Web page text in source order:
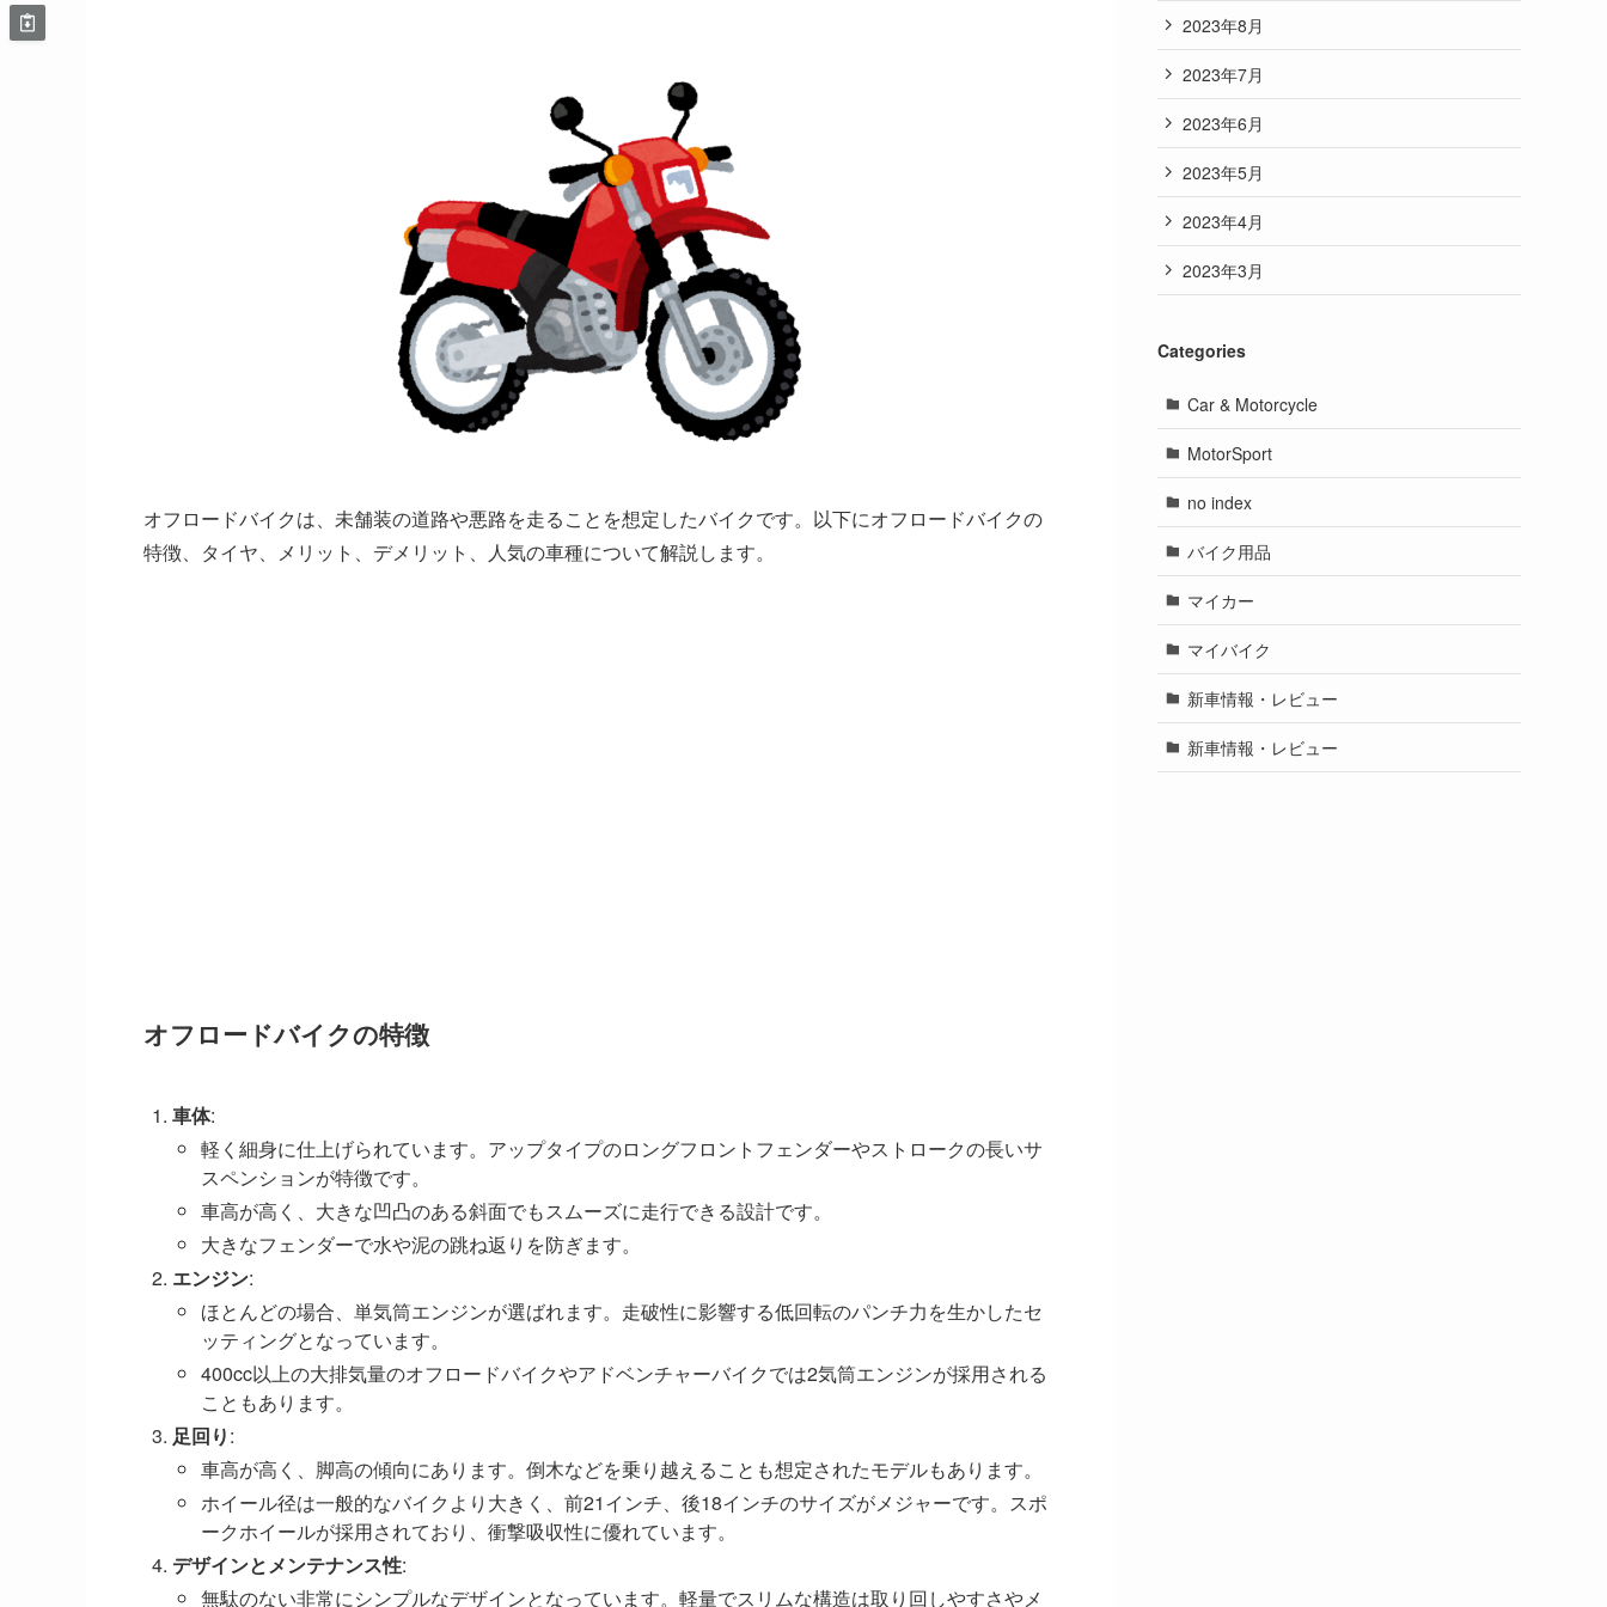
オフロードバイクは、未舗装の道路や悪路を走ることを想定したバイクです。以下にオフロードバイクの
特徴、タイヤ、メリット、デメリット、人気の車種について解説します。
オフロードバイクの特徴
車体:
軽く細身に仕上げられています。アップタイプのロングフロントフェンダーやストロークの長いサ
スペンションが特徴です。
車高が高く、大きな凹凸のある斜面でもスムーズに走行できる設計です。
大きなフェンダーで水や泥の跳ね返りを防ぎます。
エンジン:
ほとんどの場合、単気筒エンジンが選ばれます。走破性に影響する低回転のパンチ力を生かしたセ
ッティングとなっています。
400cc以上の大排気量のオフロードバイクやアドベンチャーバイクでは2気筒エンジンが採用される
こともあります。
足回り:
車高が高く、脚高の傾向にあります。倒木などを乗り越えることも想定されたモデルもあります。
ホイール径は一般的なバイクより大きく、前21インチ、後18インチのサイズがメジャーです。スポ
ークホイールが採用されており、衝撃吸収性に優れています。
デザインとメンテナンス性:
無駄のない非常にシンプルなデザインとなっています。軽量でスリムな構造は取り回しやすさやメ
2023年8月
2023年7月
2023年6月
2023年5月
2023年4月
2023年3月
Categories
Car & Motorcycle
MotorSport
no index
バイク用品
マイカー
マイバイク
新車情報・レビュー
新車情報・レビュー